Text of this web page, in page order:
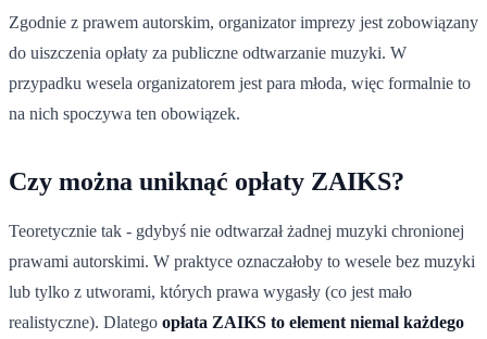
Zgodnie z prawem autorskim, organizator imprezy jest zobowiązany
do uiszczenia opłaty za publiczne odtwarzanie muzyki. W
przypadku wesela organizatorem jest para młoda, więc formalnie to
na nich spoczywa ten obowiązek.
Czy można uniknąć opłaty ZAIKS?
Teoretycznie tak - gdybyś nie odtwarzał żadnej muzyki chronionej
prawami autorskimi. W praktyce oznaczałoby to wesele bez muzyki
lub tylko z utworami, których prawa wygasły (co jest mało
realistyczne). Dlatego opłata ZAIKS to element niemal każdego